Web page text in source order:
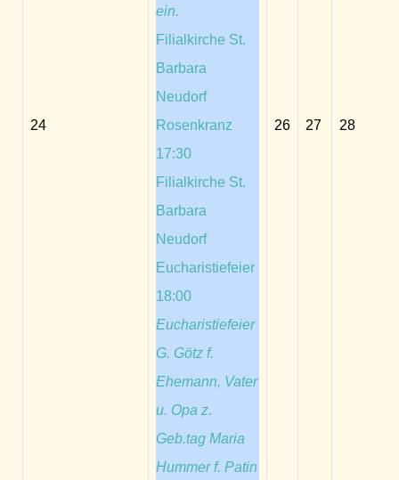
24
ein.
Filialkirche St.
Barbara
Neudorf
Rosenkranz
17:30
Filialkirche St.
Barbara
Neudorf
Eucharistiefeier
18:00
Eucharistiefeier
G. Götz f.
Ehemann, Vater
u. Opa z.
Geb.tag Maria
Hummer f. Patin
26 27 28